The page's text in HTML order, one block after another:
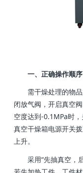
一、正确操作顺
需干燥处理的物
闭放气阀，开启真空
空度达到-0.1MPa时
真空干燥箱电源开关
上升。
采用“先抽真空，